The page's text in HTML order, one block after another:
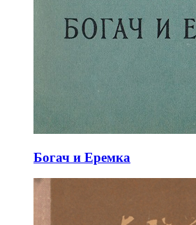
Богач и Еремка